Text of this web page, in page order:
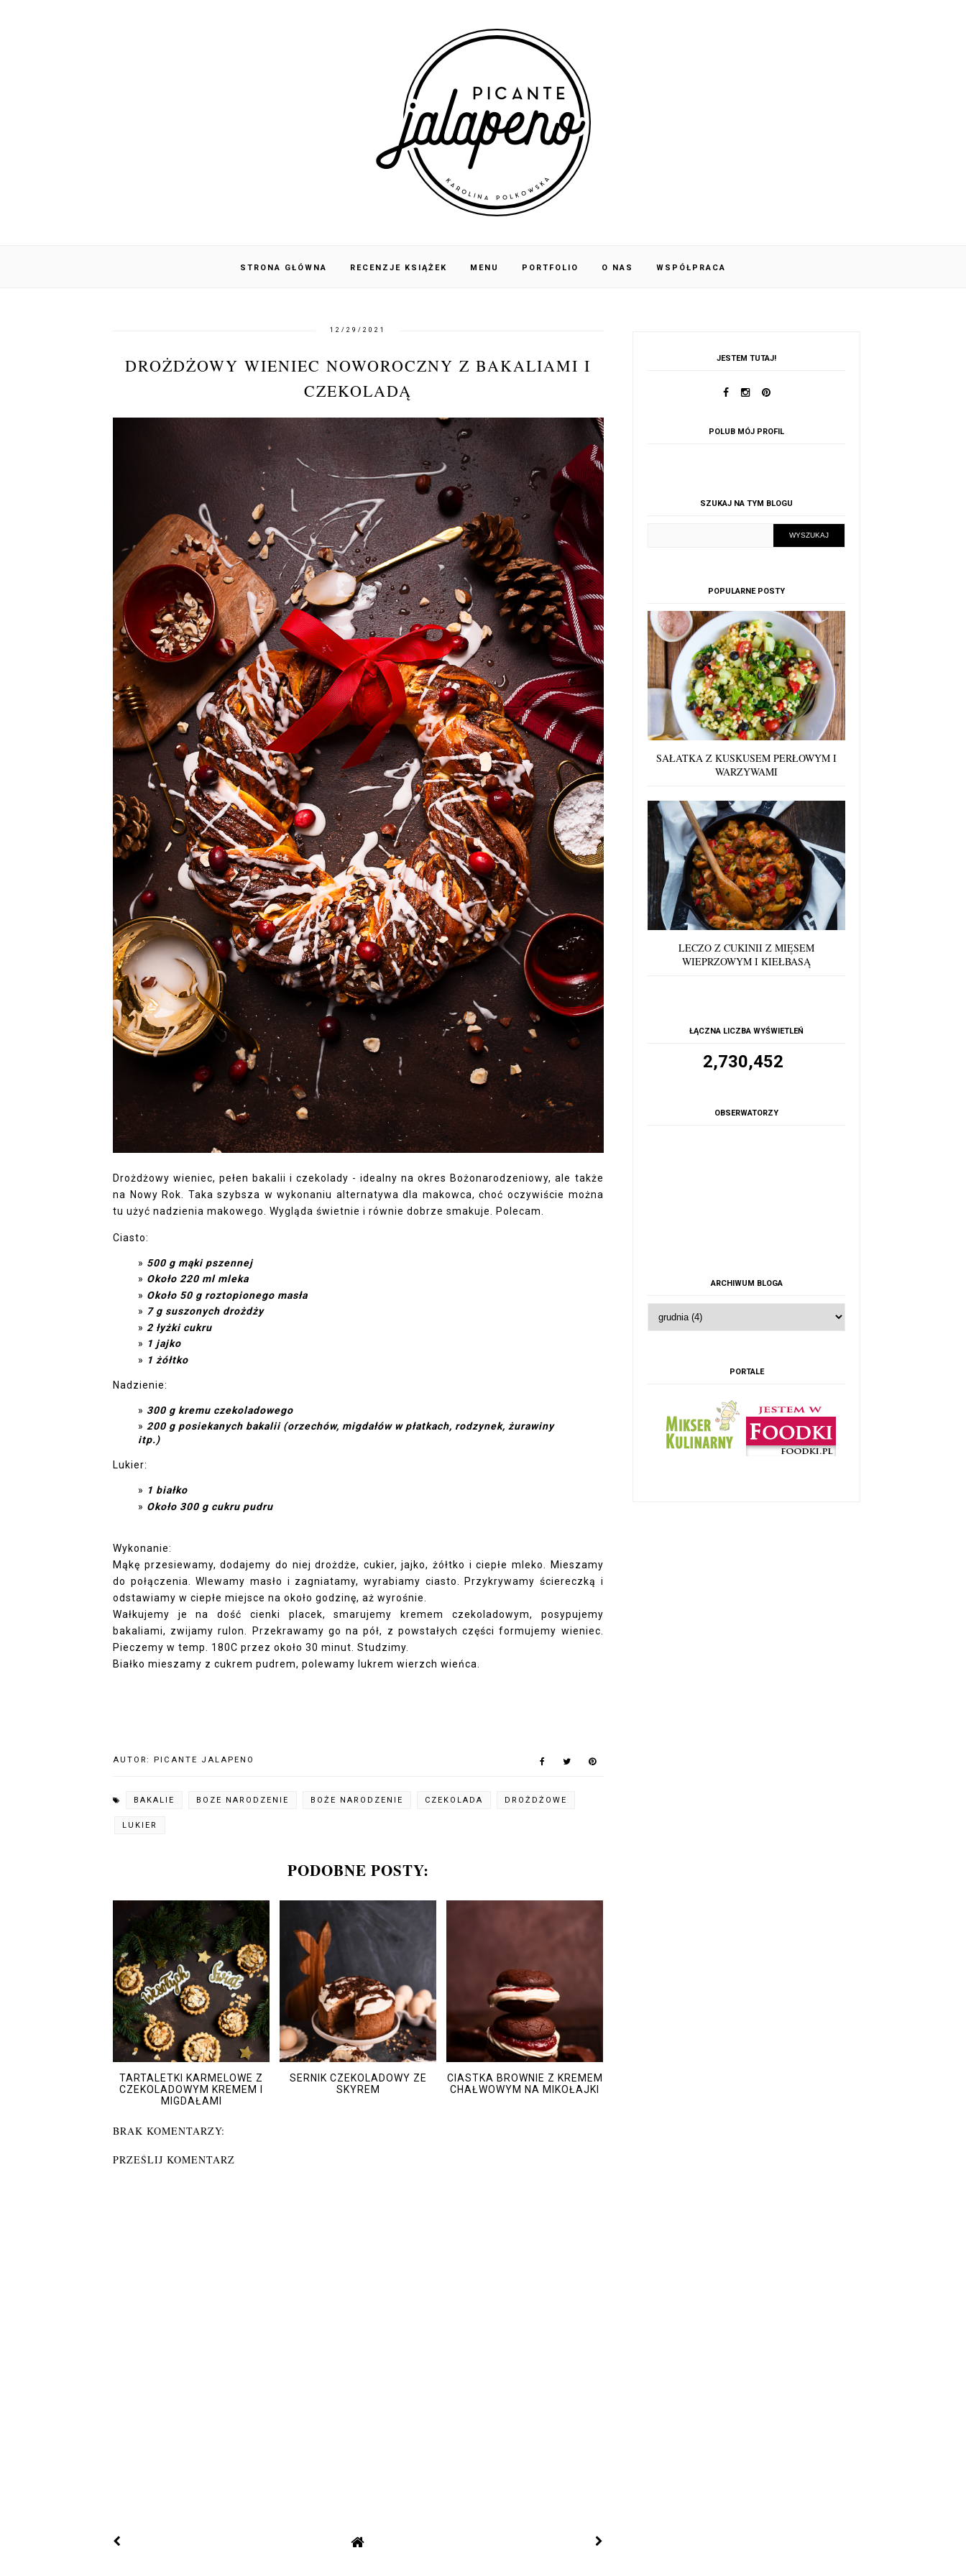
STRONA GŁÓWNA RECENZJE KSIĄŻEK MENU PORTFOLIO O NAS WSPÓŁPRACA
12/29/2021
DROŻDŻOWY WIENIEC NOWOROCZNY Z BAKALIAMI I
CZEKOLADĄ
Drożdżowy wieniec, pełen bakalii i czekolady - idealny na okres Bożonarodzeniowy, ale także
na Nowy Rok. Taka szybsza w wykonaniu alternatywa dla makowca, choć oczywiście można
tu użyć nadzienia makowego. Wygląda świetnie i równie dobrze smakuje. Polecam.
Ciasto:
500 g mąki pszennej
Około 220 ml mleka
Około 50 g roztopionego masła
7 g suszonych drożdży
2 łyżki cukru
1 jajko
1 żółtko
Nadzienie:
300 g kremu czekoladowego
200 g posiekanych bakalii (orzechów, migdałów w płatkach, rodzynek, żurawiny
itp.)
Lukier:
1 białko
Około 300 g cukru pudru
Wykonanie:
Mąkę przesiewamy, dodajemy do niej drożdże, cukier, jajko, żółtko i ciepłe mleko. Mieszamy
do połączenia. Wlewamy masło i zagniatamy, wyrabiamy ciasto. Przykrywamy ściereczką i
odstawiamy w ciepłe miejsce na około godzinę, aż wyrośnie.
Wałkujemy je na dość cienki placek, smarujemy kremem czekoladowym, posypujemy
bakaliami, zwijamy rulon. Przekrawamy go na pół, z powstałych części formujemy wieniec.
Pieczemy w temp. 180C przez około 30 minut. Studzimy.
Białko mieszamy z cukrem pudrem, polewamy lukrem wierzch wieńca.
AUTOR: PICANTE JALAPENO
BAKALIE BOZE NARODZENIE BOŻE NARODZENIE CZEKOLADA DROŻDŻOWE
LUKIER
PODOBNE POSTY:
TARTALETKI KARMELOWE Z
CZEKOLADOWYM KREMEM I
MIGDAŁAMI
SERNIK CZEKOLADOWY ZE
SKYREM
CIASTKA BROWNIE Z KREMEM
CHAŁWOWYM NA MIKOŁAJKI
BRAK KOMENTARZY:
PRZEŚLIJ KOMENTARZ
JESTEM TUTAJ!
POLUB MÓJ PROFIL
SZUKAJ NA TYM BLOGU
POPULARNE POSTY
SAŁATKA Z KUSKUSEM PERŁOWYM I
WARZYWAMI
LECZO Z CUKINII Z MIĘSEM
WIEPRZOWYM I KIEŁBASĄ
ŁĄCZNA LICZBA WYŚWIETLEŃ
2,730,452
OBSERWATORZY
ARCHIWUM BLOGA
PORTALE